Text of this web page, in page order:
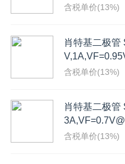
含税单价(13%)
肖特基二极管
含税单价(13%)
肖特基二极管
含税单价(13%)